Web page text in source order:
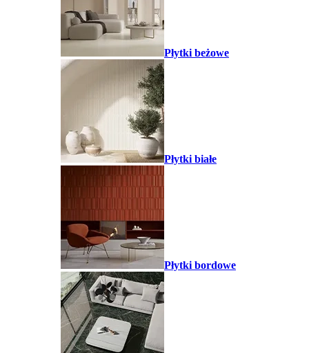
Płytki beżowe
Płytki białe
Płytki bordowe